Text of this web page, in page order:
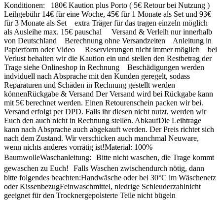
Konditionen: 180€ Kaution plus Porto ( 5€ Retour bei Nutzung )
Leihgebühr 14€ für eine Woche, 45€ für 1 Monate als Set und 93€
für 3 Monate als Set extra Träger für das tragen einzeln möglich
als Ausleihe max. 15€ pauschal Versand & Verleih nur innerhalb
von Deutschland Berechnung ohne Versandzeiten Anleitung in
Papierform oder Video Reservierungen nicht immer möglich bei
Verlust behalten wir die Kaution ein und stellen den Restbetrag der
Trage siehe Onlineshop in Rechnung Beschädigungen werden
indviduell nach Absprache mit den Kunden geregelt, sodass
Reparaturen und Schäden in Rechnung gestellt werden
könnenRückgabe & Versand Der Versand wird bei Rückgabe kann
mit 5€ berechnet werden. Einen Retourenschein packen wir bei.
Versand erfolgt per DPD. Falls ihr diesen nicht nutzt, werden wir
Euch den auch nicht in Rechnung stellen. AbkaufDie Leihtrage
kann nach Absprache auch abgekauft werden. Der Preis richtet sich
nach dem Zustand. Wir verschicken auch manchmal Neuware,
wenn nichts anderes vorrätig ist!Material: 100%
BaumwolleWaschanleitung: Bitte nicht waschen, die Trage kommt
gewaschen zu Euch! Falls Waschen zwischendurch nötig, dann
bitte folgendes beachten:Handwäsche oder bei 30°C im Wäschenetz
oder KissenbezugFeinwaschmittel, niedrige Schleuderzahlnicht
geeignet für den Trocknergepolsterte Teile nicht bügeln